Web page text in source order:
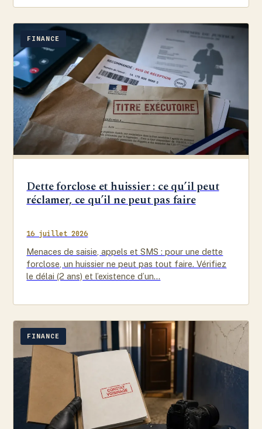
FINANCE
Dette forclose et huissier : ce qu’il peut
réclamer, ce qu’il ne peut pas faire
16 juillet 2026
Menaces de saisie, appels et SMS : pour une dette
forclose, un huissier ne peut pas tout faire. Vérifiez
le délai (2 ans) et l’existence d’un…
FINANCE